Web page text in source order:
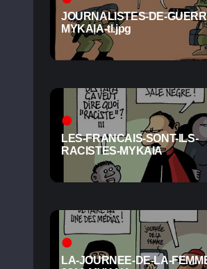
JOURNALISTES-DE-
MYKAIA-tl.jpg
LES-FRANCAIS-SONT-ILS-
RACISTES-MYKAIA
LA-JOURNEE-DE-LA-